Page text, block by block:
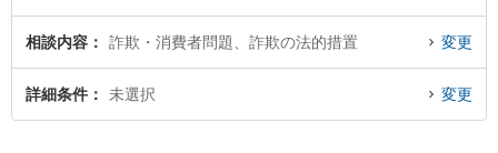
のトラブル解決の実績豊富な近くの弁護士を検索したい』『初回相談無料で詐
欺の法的措置を法律相談できる松山市内の弁護士に相談予約したい』などでお
困りの相談者さんにおすすめです。
相談内容 詐欺・消費者問題、詐欺の法的措置 変更
詳細条件 未選択 変更